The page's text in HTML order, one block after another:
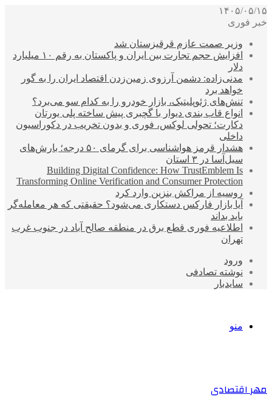
۱۴۰۵/۰۵/۱۵
خبر فوری
وزیر صمت عازم قرقیزستان شد
افزایش حجم تجارت بین ایران و پاکستان به رقم ۱۰ میلیارد
دلار
مدنی‌زاده: دشمن آرزوی زمین‌زدن اقتصاد ایران را به گور
خواهد برد
تنش‌های ژئوپلیتیک، بازار خودرو را به کدام سو می‌برد؟
انواع قاب بندی دیوار با گچبری پیش ساخته پلی یورتان
دکارت؛ تحولی لوکس، فوری و بدون تخریب در دکوراسیون
داخلی
هشدار قرمز هواشناسی برای گرمای ۵۰ درجه؛ بارش‌های
سیل‌آسا در ۳ استان
Building Digital Confidence: How TrustEmblem Is
Transforming Online Verification and Consumer Protection
روسیه از مراکش بنزین وارد کرد
آیا بازار فارکس دستکاری می‌شود؟ حقیقتی که هر معامله‌گر
باید بداند
اطلاعیه فوری قطع برق در منطقه صالح آباد در جنوب غرب
تهران
ورود
نوشته تصادفی
سایدبار
منو
مهر اقتصادی